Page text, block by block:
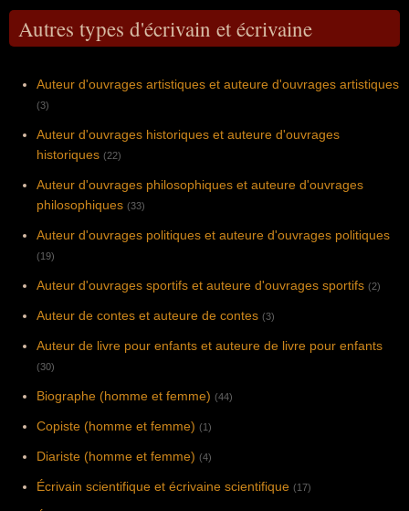
Autres types d'écrivain et écrivaine
Auteur d'ouvrages artistiques et auteure d'ouvrages artistiques
(3)
Auteur d'ouvrages historiques et auteure d'ouvrages
historiques (22)
Auteur d'ouvrages philosophiques et auteure d'ouvrages
philosophiques (33)
Auteur d'ouvrages politiques et auteure d'ouvrages politiques
(19)
Auteur d'ouvrages sportifs et auteure d'ouvrages sportifs (2)
Auteur de contes et auteure de contes (3)
Auteur de livre pour enfants et auteure de livre pour enfants
(30)
Biographe (homme et femme) (44)
Copiste (homme et femme) (1)
Diariste (homme et femme) (4)
Écrivain scientifique et écrivaine scientifique (17)